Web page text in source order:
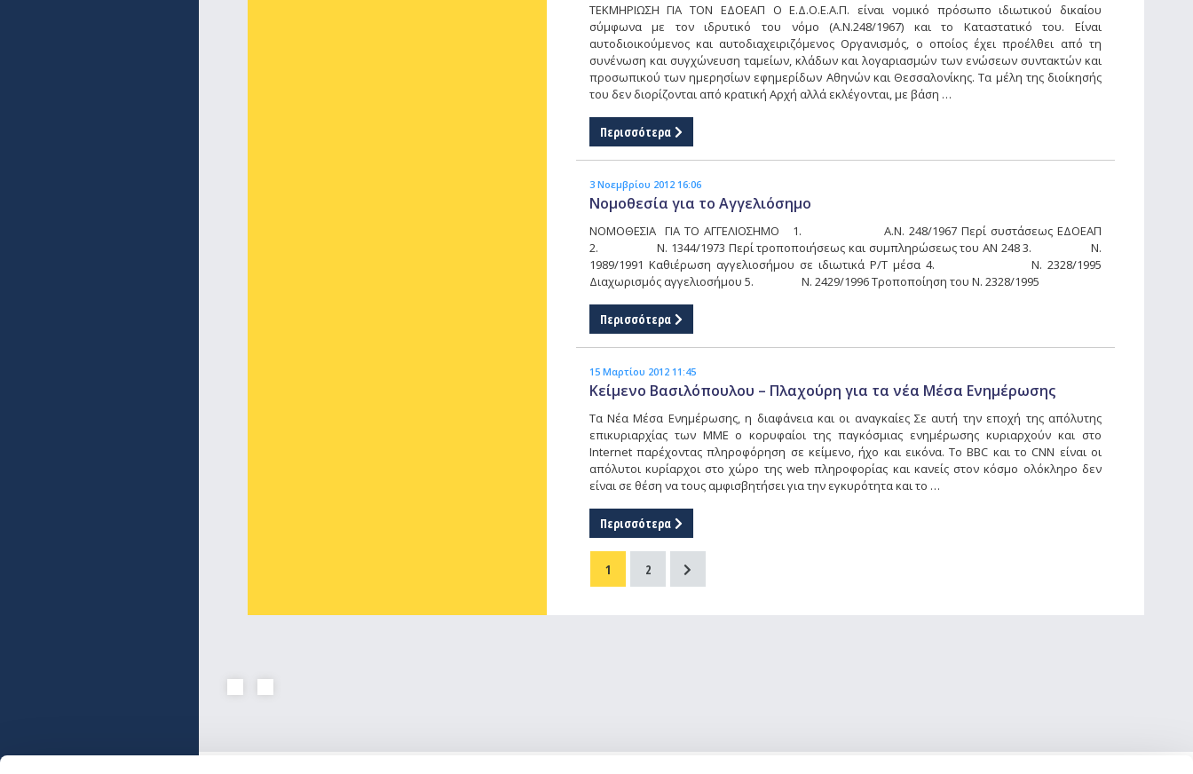
ΤΕΚΜΗΡΙΩΣΗ ΓΙΑ ΤΟΝ ΕΔΟΕΑΠ Ο Ε.Δ.Ο.Ε.Α.Π. είναι νομικό πρόσωπο ιδιωτικού δικαίου
σύμφωνα με τον ιδρυτικό του νόμο (Α.Ν.248/1967) και το Καταστατικό του. Είναι
αυτοδιοικούμενος και αυτοδιαχειριζόμενος Οργανισμός, ο οποίος έχει προέλθει από τη
συνένωση και συγχώνευση ταμείων, κλάδων και λογαριασμών των ενώσεων συντακτών και
προσωπικού των ημερησίων εφημερίδων Αθηνών και Θεσσαλονίκης. Τα μέλη της διοίκησής
του δεν διορίζονται από κρατική Αρχή αλλά εκλέγονται, με βάση …
Περισσότερα
3 Νοεμβρίου 2012 16:06
Νομοθεσία για το Αγγελιόσημο
ΝΟΜΟΘΕΣΙΑ ΓΙΑ ΤΟ ΑΓΓΕΛΙΟΣΗΜΟ 1. Α.Ν. 248/1967 Περί συστάσεως ΕΔΟΕΑΠ
2. Ν. 1344/1973 Περί τροποποιήσεως και συμπληρώσεως του ΑΝ 248 3. Ν.
1989/1991 Καθιέρωση αγγελιοσήμου σε ιδιωτικά Ρ/Τ μέσα 4. Ν. 2328/1995
Διαχωρισμός αγγελιοσήμου 5. Ν. 2429/1996 Τροποποίηση του Ν. 2328/1995
Περισσότερα
15 Μαρτίου 2012 11:45
Κείμενο Βασιλόπουλου – Πλαχούρη για τα νέα Μέσα Ενημέρωσης
Τα Νέα Μέσα Ενημέρωσης, η διαφάνεια και οι αναγκαίες Σε αυτή την εποχή της απόλυτης
επικυριαρχίας των ΜΜΕ ο κορυφαίοι της παγκόσμιας ενημέρωσης κυριαρχούν και στο
Internet παρέχοντας πληροφόρηση σε κείμενο, ήχο και εικόνα. Το BBC και το CNN είναι οι
απόλυτοι κυρίαρχοι στο χώρο της web πληροφορίας και κανείς στον κόσμο ολόκληρο δεν
είναι σε θέση να τους αμφισβητήσει για την εγκυρότητα και το …
Περισσότερα
1 2